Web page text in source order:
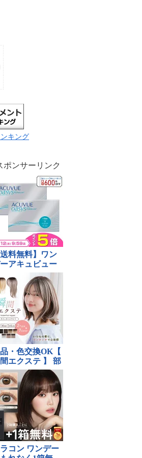
キング
ポンサーリンク